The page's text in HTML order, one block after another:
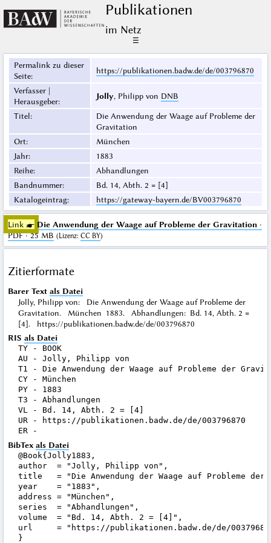
Publikationen
im Netz
☰
Permalink zu dieser
Seite:
https://publikationen.badw.de/de/003796870
Verfasser |
Herausgeber:
Jolly, Philipp von DNB
Titel:
Die Anwendung der Waage auf Probleme der
Gravitation
Ort:
München
Jahr:
1883
Reihe:
Abhandlungen
Bandnummer:
Bd. 14, Abth. 2 = [4]
Katalogeintrag: https://gateway-bayern.de/BV003796870
Link ☛ Die Anwendung der Waage auf Probleme der Gravitation·
PDF · 25 MB (Lizenz: CC BY)
Zitierformate
Barer Text als Datei
Jolly, Philipp von: Die Anwendung der Waage auf Probleme der
Gravitation. München 1883. Abhandlungen: Bd. 14, Abth. 2 =
[4]. https://publikationen.badw.de/de/003796870
RIS als Datei
TY - BOOK
AU - Jolly, Philipp von
T1 - Die Anwendung der Waage auf Probleme der
CY - München
PY - 1883
T3 - Abhandlungen
VL - Bd. 14, Abth. 2 = [4]
UR - https://publikationen.badw.de/de/003796870
BibTex als Datei
@Book{Jolly1883,
author  = "Jolly, Philipp von",
title   = "Die Anwendung der Waage auf Probleme
year    = "1883",
address = "München",
series  = "Abhandlungen",
volume  = "Bd. 14, Abth. 2 = [4]",
url     = "https://publikationen.badw.de/de/